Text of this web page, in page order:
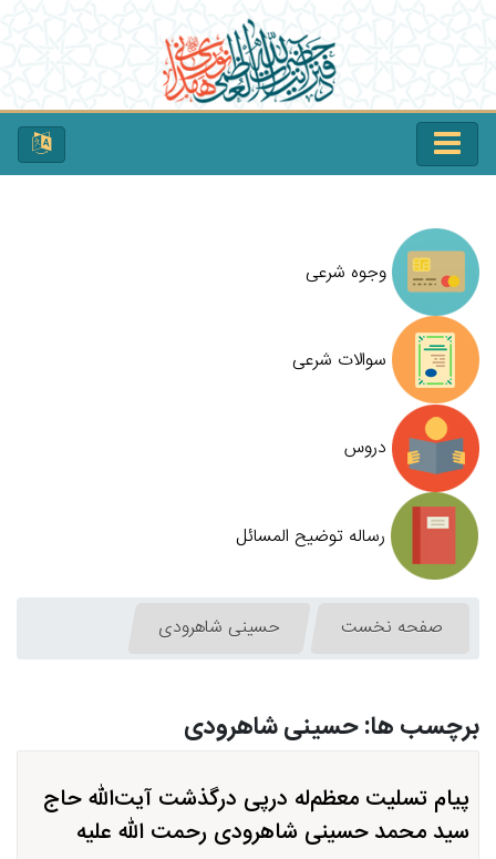
وجوه شرعی
سوالات شرعی
دروس
رساله توضیح المسائل
صفحه نخست حسینی شاهرودی
برچسب ها: حسینی شاهرودی
پیام تسلیت معظم‌له درپی درگذشت آیت‌الله حاج
سید محمد حسینی شاهرودی رحمت الله علیه